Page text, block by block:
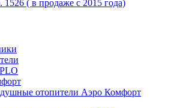
( в продаже с 2015 года)
отопители Аэро Комфорт